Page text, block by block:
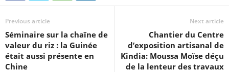
Previous article
Séminaire sur la chaîne de
valeur du riz : la Guinée
était aussi présente en
Chine
Next article
Chantier du Centre
d’exposition artisanal de
Kindia: Moussa Moïse déçu
de la lenteur des travaux